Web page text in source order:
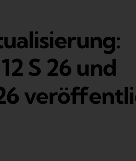
S 26 und